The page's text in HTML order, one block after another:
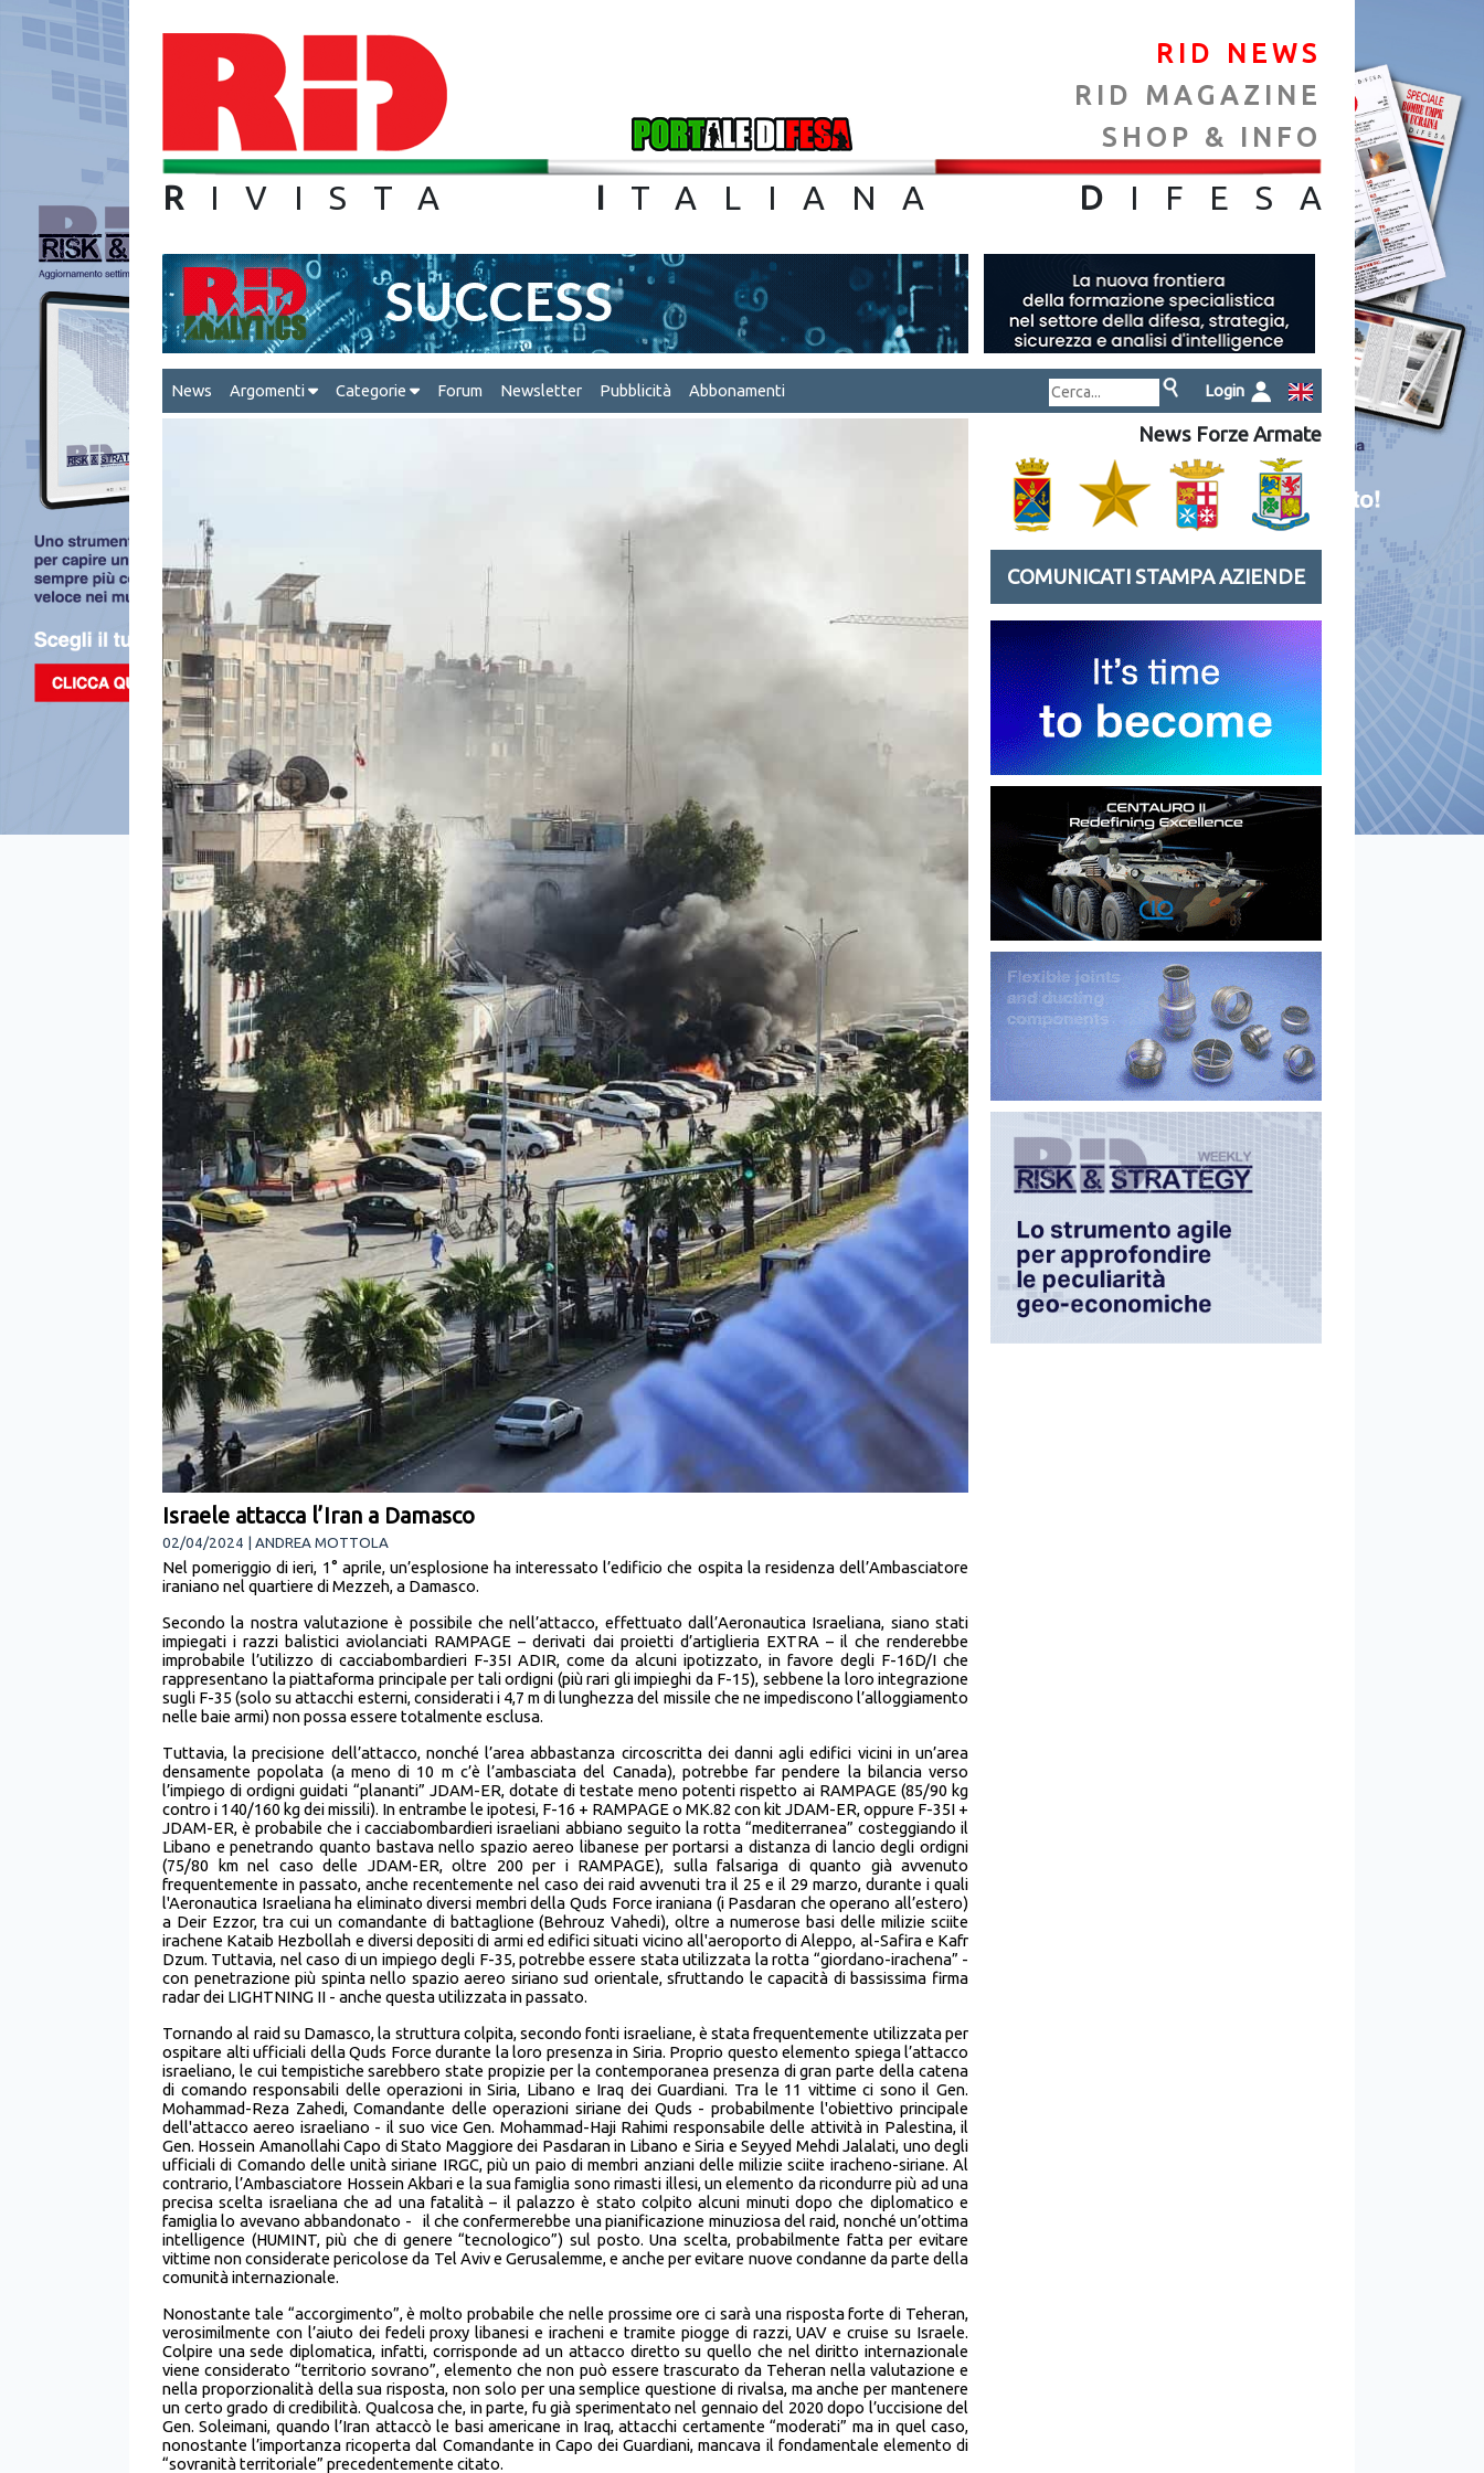
RID NEWS
RID MAGAZINE
SHOP & INFO
R IVISTA I TALIANA D IFES A
News Argomenti Categorie Forum Newsletter Pubblicità Abbonamenti Login
Israele attacca l’Iran a Damasco
02/04/2024 | ANDREA MOTTOLA
Nel pomeriggio di ieri, 1° aprile, un’esplosione ha interessato l’edificio che ospita la residenza dell’Ambasciatore
iraniano nel quartiere di Mezzeh, a Damasco.
Secondo la nostra valutazione è possibile che nell’attacco, effettuato dall’Aeronautica Israeliana, siano stati
impiegati i razzi balistici aviolanciati RAMPAGE – derivati dai proietti d’artiglieria EXTRA – il che renderebbe
improbabile l’utilizzo di cacciabombardieri F-35I ADIR, come da alcuni ipotizzato, in favore degli F-16D/I che
rappresentano la piattaforma principale per tali ordigni (più rari gli impieghi da F-15), sebbene la loro integrazione
sugli F-35 (solo su attacchi esterni, considerati i 4,7 m di lunghezza del missile che ne impediscono l’alloggiamento
nelle baie armi) non possa essere totalmente esclusa.
Tuttavia, la precisione dell’attacco, nonché l’area abbastanza circoscritta dei danni agli edifici vicini in un’area
densamente popolata (a meno di 10 m c’è l’ambasciata del Canada), potrebbe far pendere la bilancia verso
l’impiego di ordigni guidati “plananti” JDAM-ER, dotate di testate meno potenti rispetto ai RAMPAGE (85/90 kg
contro i 140/160 kg dei missili). In entrambe le ipotesi, F-16 + RAMPAGE o MK.82 con kit JDAM-ER, oppure F-35I +
JDAM-ER, è probabile che i cacciabombardieri israeliani abbiano seguito la rotta “mediterranea” costeggiando il
Libano e penetrando quanto bastava nello spazio aereo libanese per portarsi a distanza di lancio degli ordigni
(75/80 km nel caso delle JDAM-ER, oltre 200 per i RAMPAGE), sulla falsariga di quanto già avvenuto
frequentemente in passato, anche recentemente nel caso dei raid avvenuti tra il 25 e il 29 marzo, durante i quali
l'Aeronautica Israeliana ha eliminato diversi membri della Quds Force iraniana (i Pasdaran che operano all’estero)
a Deir Ezzor, tra cui un comandante di battaglione (Behrouz Vahedi), oltre a numerose basi delle milizie sciite
irachene Kataib Hezbollah e diversi depositi di armi ed edifici situati vicino all'aeroporto di Aleppo, al-Safira e Kafr
Dzum. Tuttavia, nel caso di un impiego degli F-35, potrebbe essere stata utilizzata la rotta “giordano-irachena” -
con penetrazione più spinta nello spazio aereo siriano sud orientale, sfruttando le capacità di bassissima firma
radar dei LIGHTNING II - anche questa utilizzata in passato.
Tornando al raid su Damasco, la struttura colpita, secondo fonti israeliane, è stata frequentemente utilizzata per
ospitare alti ufficiali della Quds Force durante la loro presenza in Siria. Proprio questo elemento spiega l’attacco
israeliano, le cui tempistiche sarebbero state propizie per la contemporanea presenza di gran parte della catena
di comando responsabili delle operazioni in Siria, Libano e Iraq dei Guardiani. Tra le 11 vittime ci sono il Gen.
Mohammad-Reza Zahedi, Comandante delle operazioni siriane dei Quds - probabilmente l'obiettivo principale
dell'attacco aereo israeliano - il suo vice Gen. Mohammad-Haji Rahimi responsabile delle attività in Palestina, il
Gen. Hossein Amanollahi Capo di Stato Maggiore dei Pasdaran in Libano e Siria e Seyyed Mehdi Jalalati, uno degli
ufficiali di Comando delle unità siriane IRGC, più un paio di membri anziani delle milizie sciite iracheno-siriane. Al
contrario, l’Ambasciatore Hossein Akbari e la sua famiglia sono rimasti illesi, un elemento da ricondurre più ad una
precisa scelta israeliana che ad una fatalità – il palazzo è stato colpito alcuni minuti dopo che diplomatico e
famiglia lo avevano abbandonato - il che confermerebbe una pianificazione minuziosa del raid, nonché un’ottima
intelligence (HUMINT, più che di genere “tecnologico”) sul posto. Una scelta, probabilmente fatta per evitare
vittime non considerate pericolose da Tel Aviv e Gerusalemme, e anche per evitare nuove condanne da parte della
comunità internazionale.
Nonostante tale “accorgimento”, è molto probabile che nelle prossime ore ci sarà una risposta forte di Teheran,
verosimilmente con l’aiuto dei fedeli proxy libanesi e iracheni e tramite piogge di razzi, UAV e cruise su Israele.
Colpire una sede diplomatica, infatti, corrisponde ad un attacco diretto su quello che nel diritto internazionale
viene considerato “territorio sovrano”, elemento che non può essere trascurato da Teheran nella valutazione e
nella proporzionalità della sua risposta, non solo per una semplice questione di rivalsa, ma anche per mantenere
un certo grado di credibilità. Qualcosa che, in parte, fu già sperimentato nel gennaio del 2020 dopo l’uccisione del
Gen. Soleimani, quando l’Iran attaccò le basi americane in Iraq, attacchi certamente “moderati” ma in quel caso,
nonostante l’importanza ricoperta dal Comandante in Capo dei Guardiani, mancava il fondamentale elemento di
“sovranità territoriale” precedentemente citato.
News Forze Armate
COMUNICATI STAMPA AZIENDE